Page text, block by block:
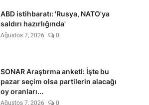
ABD istihbaratı: 'Rusya, NATO'ya
saldırı hazırlığında'
Ağustos 7, 2026 0
SONAR Araştırma anketi: İşte bu
pazar seçim olsa partilerin alacağı
oy oranları...
Ağustos 7, 2026 0